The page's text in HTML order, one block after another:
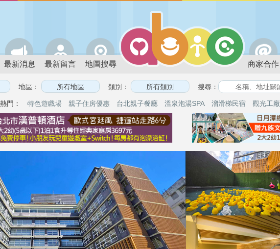
最新消息 最新留言 地圖搜尋 商家合作
地區： 類別： 搜尋：
熱門： 特色遊戲場 親子住房優惠 台北親子餐廳 溫泉泡湯SPA 溜滑梯民宿 觀光工廠